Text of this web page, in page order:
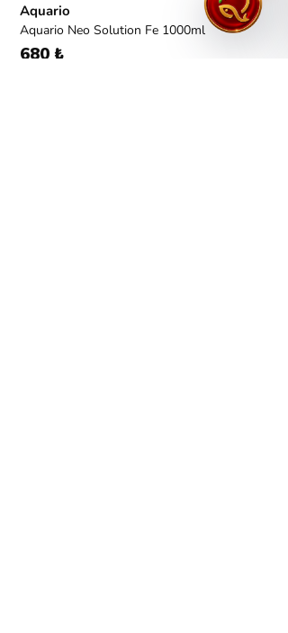
Aquario
Aquario Neo Solution Fe 1000ml
680 ₺